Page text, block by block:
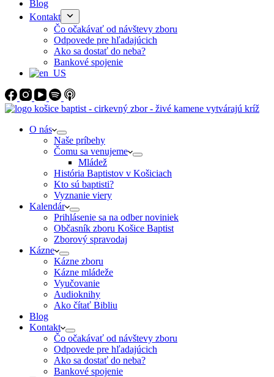
Blog
Kontakt
Čo očakávať od návštevy zboru
Odpovede pre hľadajúcich
Ako sa dostať do neba?
Bankové spojenie
O nás
Naše príbehy
Čomu sa venujeme
Mládež
História Baptistov v Košiciach
Kto sú baptisti?
Vyznanie viery
Kalendár
Prihlásenie sa na odber noviniek
Občasník zboru Košice Baptist
Zborový spravodaj
Kázne
Kázne zboru
Kázne mládeže
Vyučovanie
Audioknihy
Ako čítať Bibliu
Blog
Kontakt
Čo očakávať od návštevy zboru
Odpovede pre hľadajúcich
Ako sa dostať do neba?
Bankové spojenie